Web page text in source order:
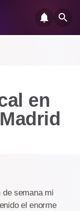
en
de semana mi
el enorme